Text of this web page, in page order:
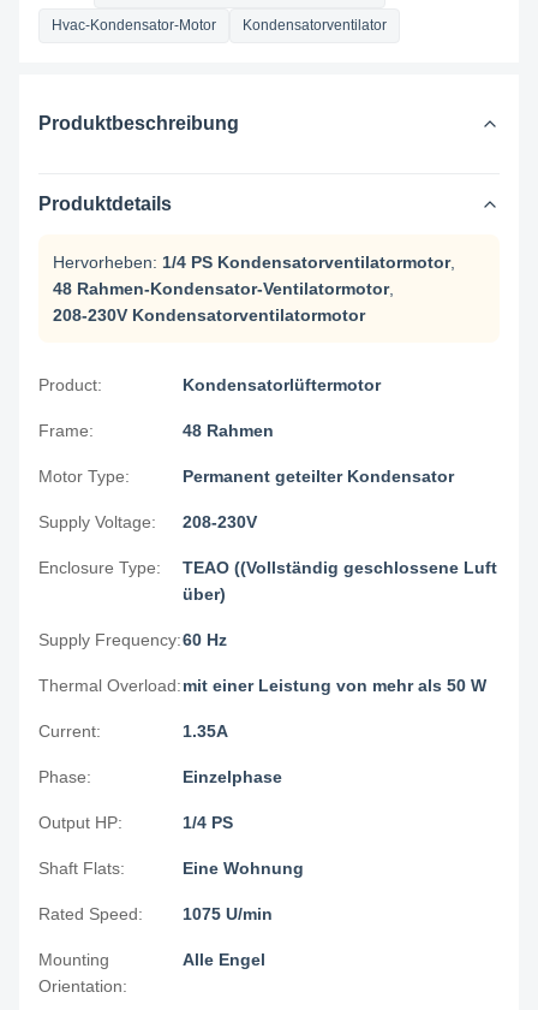
Hvac-Kondensator-Motor Kondensatorventilator
Produktbeschreibung
Produktdetails
Hervorheben: 1/4 PS Kondensatorventilatormotor,
48 Rahmen-Kondensator-Ventilatormotor,
208-230V Kondensatorventilatormotor
Product: Kondensatorlüftermotor
Frame: 48 Rahmen
Motor Type: Permanent geteilter Kondensator
Supply Voltage: 208-230V
Enclosure Type:
TEAO ((Vollständig geschlossene Luft
über)
Supply Frequency:60 Hz
Thermal Overload:mit einer Leistung von mehr als 50 W
Current: 1.35A
Phase: Einzelphase
Output HP: 1/4 PS
Shaft Flats: Eine Wohnung
Rated Speed: 1075 U/min
Mounting
Orientation:
Alle Engel